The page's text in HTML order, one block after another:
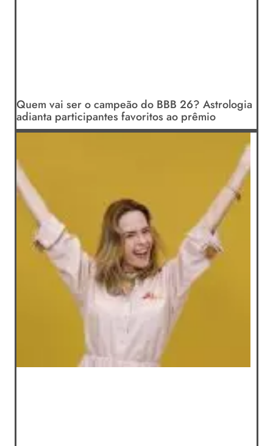
Quem vai ser o campeão do BBB 26? Astrologia
adianta participantes favoritos ao prêmio